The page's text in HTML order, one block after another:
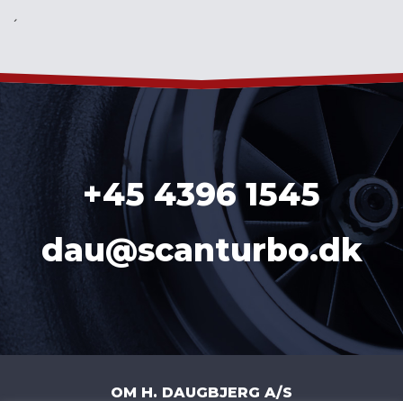
´
+45 4396 1545
dau@scanturbo.dk
OM H. DAUGBJERG A/S